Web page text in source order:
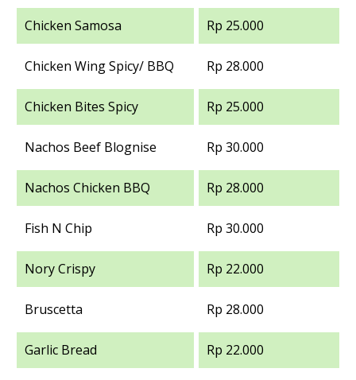
Chicken Samosa Rp 25.000
Chicken Wing Spicy/ BBQ Rp 28.000
Chicken Bites Spicy Rp 25.000
Nachos Beef Blognise Rp 30.000
Nachos Chicken BBQ Rp 28.000
Fish N Chip Rp 30.000
Nory Crispy Rp 22.000
Bruscetta Rp 28.000
Garlic Bread Rp 22.000